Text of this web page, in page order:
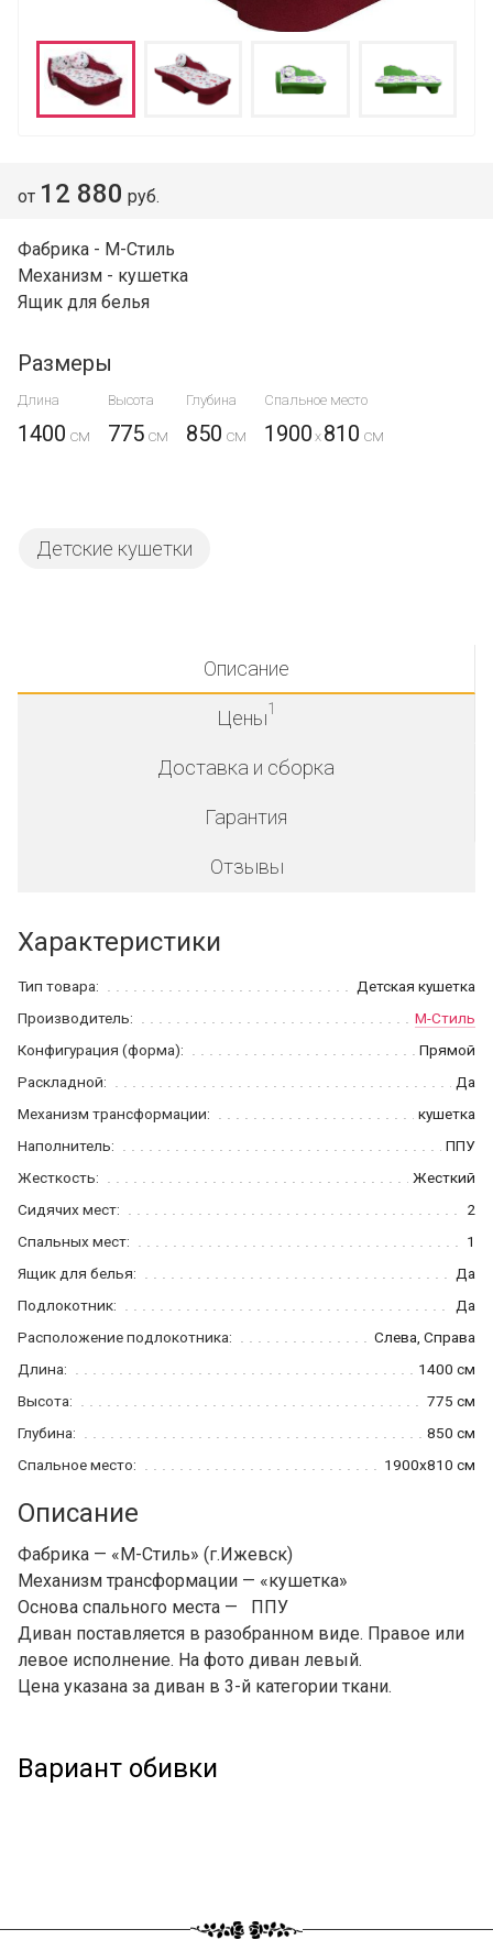
от 12 880 руб.
Фабрика - М-Стиль
Механизм - кушетка
Ящик для белья
Размеры
Длина Высота Глубина Спальное место
1400 775 850 1900 x 810
Детские кушетки
Описание
Цены1
Доставка и сборка
Гарантия
Отзывы
Характеристики
Тип товара:
Детская кушетка
Производитель:
М-Стиль
Конфигурация (форма):
Прямой
Раскладной:
Да
Механизм трансформации:
кушетка
Наполнитель:
ППУ
Жесткость:
Жесткий
Сидячих мест:
2
Спальных мест:
1
Ящик для белья:
Да
Подлокотник:
Да
Расположение подлокотника:
Слева, Справа
Длина:
1400 см
Высота:
775 см
Глубина:
850 см
Спальное место:
1900x810 см
Описание
Фабрика — «М-Стиль» (г.Ижевск)
Механизм трансформации — «кушетка»
Основа спального места — ППУ
Диван поставляется в разобранном виде. Правое или
левое исполнение. На фото диван левый.
Цена указана за диван в 3-й категории ткани.
Вариант обивки